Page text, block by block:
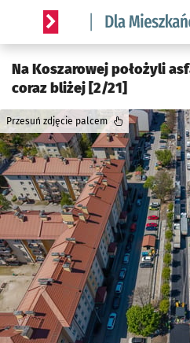
Serwis informacyjny
Na Koszarowej położyli
coraz bliżej [2/21]
Przesuń zdjęcie palcem